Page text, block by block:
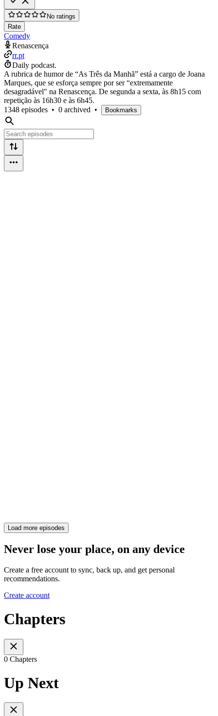
No ratings
Rate
Comedy
Renascença
rr.pt
Daily podcast.
A rubrica de humor de “As Três da Manhã” está a cargo de Joana
Marques, que se esforça sempre por ser “extremamente
desagradável" na Renascença. De segunda a sexta, às 8h15 com
repetição às 16h30 e às 6h45.
1348 episodes • 0 archived • Bookmarks
Load more episodes
Never lose your place, on any device
Create a free account to sync, back up, and get personal
recommendations.
Create account
Chapters
0 Chapters
Up Next